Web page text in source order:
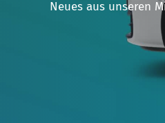
Neues aus unseren